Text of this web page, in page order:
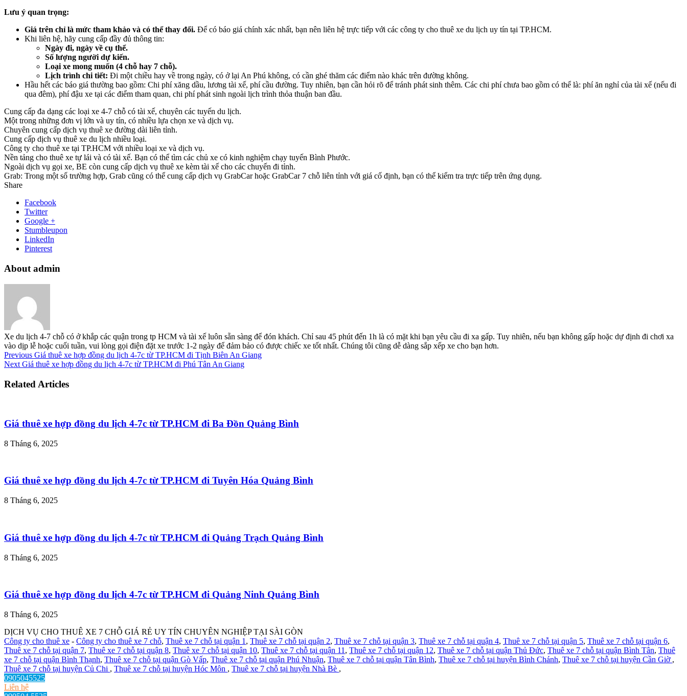
Lưu ý quan trọng:
Giá trên chỉ là mức tham khảo và có thể thay đổi. Để có báo giá chính xác nhất, bạn nên liên hệ trực tiếp với các công ty cho thuê xe du lịch uy tín tại TP.HCM.
Khi liên hệ, hãy cung cấp đầy đủ thông tin:
Ngày đi, ngày về cụ thể.
Số lượng người dự kiến.
Loại xe mong muốn (4 chỗ hay 7 chỗ).
Lịch trình chi tiết: Đi một chiều hay về trong ngày, có ở lại An Phú không, có cần ghé thăm các điểm nào khác trên đường không.
Hầu hết các báo giá thường bao gồm: Chi phí xăng dầu, lương tài xế, phí cầu đường. Tuy nhiên, bạn cần hỏi rõ để tránh phát sinh thêm. Các chi phí chưa bao gồm có thể là: phí ăn nghỉ của tài xế (nếu đi
qua đêm), phí đậu xe tại các điểm tham quan, chi phí phát sinh ngoài lịch trình thỏa thuận ban đầu.
Cung cấp đa dạng các loại xe 4-7 chỗ có tài xế, chuyên các tuyến du lịch.
Một trong những đơn vị lớn và uy tín, có nhiều lựa chọn xe và dịch vụ.
Chuyên cung cấp dịch vụ thuê xe đường dài liên tỉnh.
Cung cấp dịch vụ thuê xe du lịch nhiều loại.
Công ty cho thuê xe tại TP.HCM với nhiều loại xe và dịch vụ.
Nền tảng cho thuê xe tự lái và có tài xế. Bạn có thể tìm các chủ xe có kinh nghiệm chạy tuyến Bình Phước.
Ngoài dịch vụ gọi xe, BE còn cung cấp dịch vụ thuê xe kèm tài xế cho các chuyến đi tỉnh.
Grab: Trong một số trường hợp, Grab cũng có thể cung cấp dịch vụ GrabCar hoặc GrabCar 7 chỗ liên tỉnh với giá cố định, bạn có thể kiểm tra trực tiếp trên ứng dụng.
Share
Facebook
Twitter
Google +
Stumbleupon
LinkedIn
Pinterest
About admin
Xe du lịch 4-7 chỗ có ở khắp các quận trong tp HCM và tài xế luôn sẵn sàng để đón khách. Chỉ sau 45 phút đến 1h là có mặt khi bạn yêu cầu đi xa gấp. Tuy nhiên, nếu bạn không gấp hoặc dự định đi chơi xa
vào dịp lễ hoặc cuối tuần, vui lòng gọi điện đặt xe trước 1-2 ngày để đảm bảo có được chiếc xe tốt nhất. Chúng tôi cũng dễ dàng sắp xếp xe cho bạn hơn.
Previous Giá thuê xe hợp đồng du lịch 4-7c từ TP.HCM đi Tịnh Biên An Giang
Next Giá thuê xe hợp đồng du lịch 4-7c từ TP.HCM đi Phú Tân An Giang
Related Articles
Giá thuê xe hợp đồng du lịch 4-7c từ TP.HCM đi Ba Đồn Quảng Bình
8 Tháng 6, 2025
Giá thuê xe hợp đồng du lịch 4-7c từ TP.HCM đi Tuyên Hóa Quảng Bình
8 Tháng 6, 2025
Giá thuê xe hợp đồng du lịch 4-7c từ TP.HCM đi Quảng Trạch Quảng Bình
8 Tháng 6, 2025
Giá thuê xe hợp đồng du lịch 4-7c từ TP.HCM đi Quảng Ninh Quảng Bình
8 Tháng 6, 2025
DỊCH VỤ CHO THUÊ XE 7 CHỖ GIÁ RẺ UY TÍN CHUYÊN NGHIỆP TẠI SÀI GÒN
Công ty cho thuê xe - Công ty cho thuê xe 7 chỗ, Thuê xe 7 chỗ tại quận 1 , Thuê xe 7 chỗ tại quận 2, Thuê xe 7 chỗ tại quận 3, Thuê xe 7 chỗ tại quận 4, Thuê xe 7 chỗ tại quận 5, Thuê xe 7 chỗ tại quận 6,
Thuê xe 7 chỗ tại quận 7, Thuê xe 7 chỗ tại quận 8, Thuê xe 7 chỗ tại quận 10, Thuê xe 7 chỗ tại quận 11 , Thuê xe 7 chỗ tại quận 12, Thuê xe 7 chỗ tại quận Thủ Đức, Thuê xe 7 chỗ tại quận Bình Tân, Thuê
xe 7 chỗ tại quận Bình Thạnh, Thuê xe 7 chỗ tại quận Gò Vấp, Thuê xe 7 chỗ tại quận Phú Nhuận, Thuê xe 7 chỗ tại quận Tân Bình, Thuê xe 7 chỗ tại huyện Bình Chánh, Thuê xe 7 chỗ tại huyện Cần Giờ ,
Thuê xe 7 chỗ tại huyện Củ Chi , Thuê xe 7 chỗ tại huyện Hóc Môn , Thuê xe 7 chỗ tại huyện Nhà Bè ,
0905045525
Liên hệ